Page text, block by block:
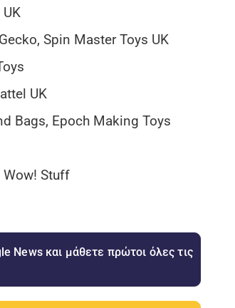
Spin Master Toys UK
UK
Bags, Epoch Making Toys
Wow! Stuff
News και μάθετε πρώτοι όλες τις